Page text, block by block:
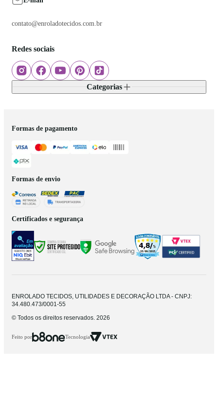
contato@enroladotecidos.com.br
Redes sociais
Categorias
Formas de pagamento
Formas de envio
Certificados e segurança
ENROLADO TECIDOS, UTILIDADES E DECORAÇÃO LTDA - CNPJ:
34.480.473/0001-55
© Todos os direitos reservados. 2026
Feito por Tecnologia